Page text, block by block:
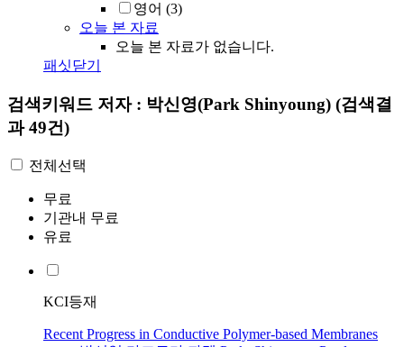
영어 (3)
오늘 본 자료
오늘 본 자료가 없습니다.
패싯닫기
검색키워드 저자 : 박신영(Park Shinyoung) (검색결
과 49건)
전체선택
무료
기관내 무료
유료
KCI등재
Recent Progress in Conductive Polymer-based Membranes